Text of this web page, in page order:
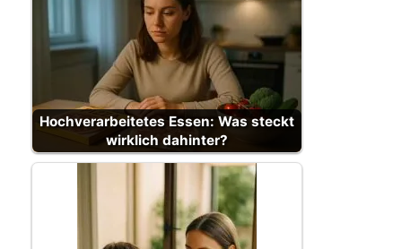
Hochverarbeitetes Essen: Was steckt
wirklich dahinter?